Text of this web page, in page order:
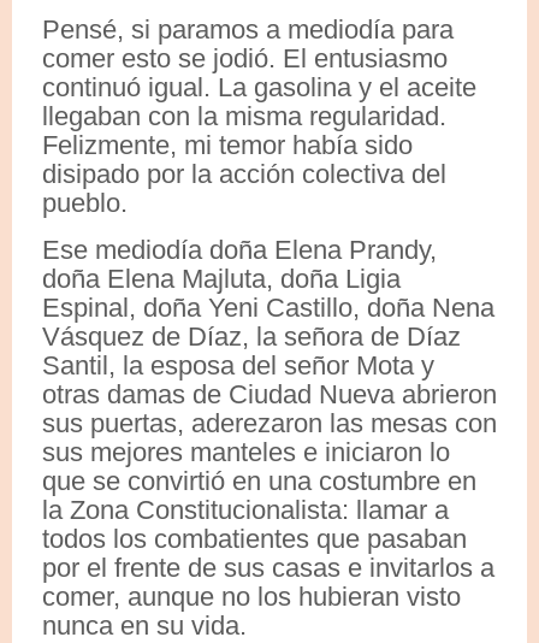
Pensé, si paramos a mediodía para
comer esto se jodió. El entusiasmo
continuó igual. La gasolina y el aceite
llegaban con la misma regularidad.
Felizmente, mi temor había sido
disipado por la acción colectiva del
pueblo.
Ese mediodía doña Elena Prandy,
doña Elena Majluta, doña Ligia
Espinal, doña Yeni Castillo, doña Nena
Vásquez de Díaz, la señora de Díaz
Santil, la esposa del señor Mota y
otras damas de Ciudad Nueva abrieron
sus puertas, aderezaron las mesas con
sus mejores manteles e iniciaron lo
que se convirtió en una costumbre en
la Zona Constitucionalista: llamar a
todos los combatientes que pasaban
por el frente de sus casas e invitarlos a
comer, aunque no los hubieran visto
nunca en su vida.